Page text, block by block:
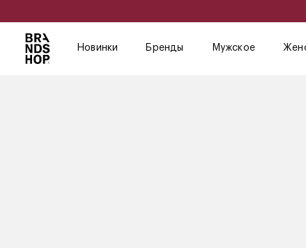
Новинки Бренды Мужское